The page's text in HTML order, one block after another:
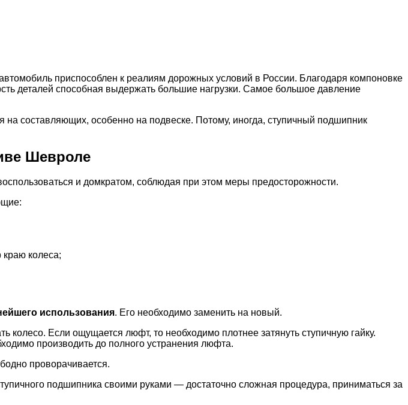
приспособлен к реалиям дорожных условий в России. Благодаря компоновке
деталей способная выдержать большие нагрузки. Самое большое давление
составляющих, особенно на подвеске. Потому, иногда, ступичный подшипник
Шевроле
и домкратом, соблюдая при этом меры предосторожности.
краю колеса;
использования. Его необходимо заменить на новый.
Если ощущается люфт, то необходимо плотнее затянуть ступичную гайку.
производить до полного устранения люфта.
проворачивается.
подшипника своими руками — достаточно сложная процедура, приниматься за